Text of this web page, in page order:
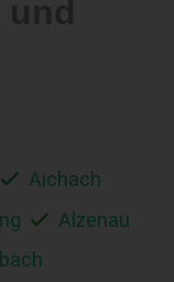
Aichach
Alzenau